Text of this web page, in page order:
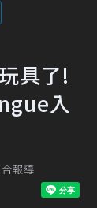
具了!
入
報導